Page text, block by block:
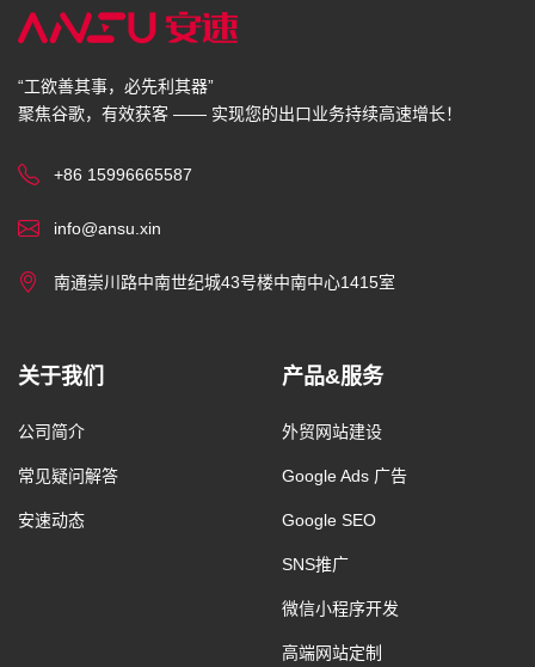
“工欲善其事，必先利其器”
聚焦谷歌，有效获客 —— 实现您的出口业务持续高速增长！
+86 15996665587
info@ansu.xin
南通崇川路中南世纪城43号楼中南中心1415室
关于我们
公司简介
常见疑问解答
安速动态
产品&服务
外贸网站建设
Google Ads 广告
Google SEO
SNS推广
微信小程序开发
高端网站定制